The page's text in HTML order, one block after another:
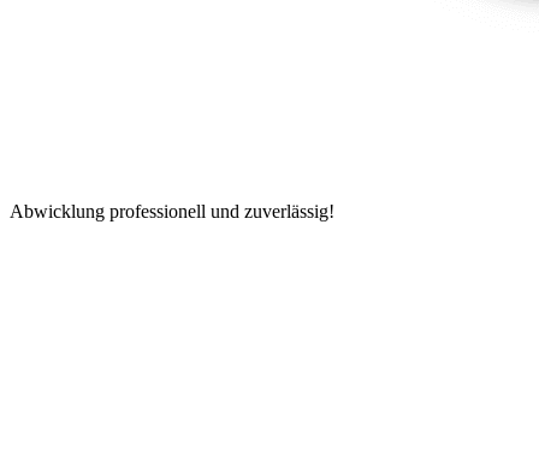
Abwicklung professionell und zuverlässig!